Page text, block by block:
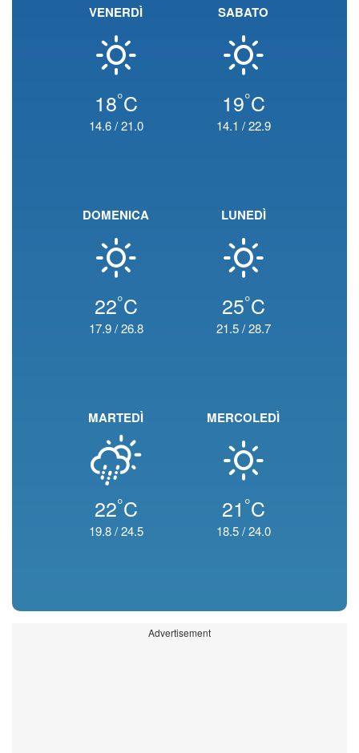
VENERDÌ
18°C
14.6/21.0
SABATO
19°C
14.1 /22.9
DOMENICA
22°C
17.9/26.8
LUNEDÌ
25°C
21.5/28.7
MARTEDÌ
22°C
19.8/24.5
MERCOLEDÌ
21 °C
18.5/24.0
Advertisement